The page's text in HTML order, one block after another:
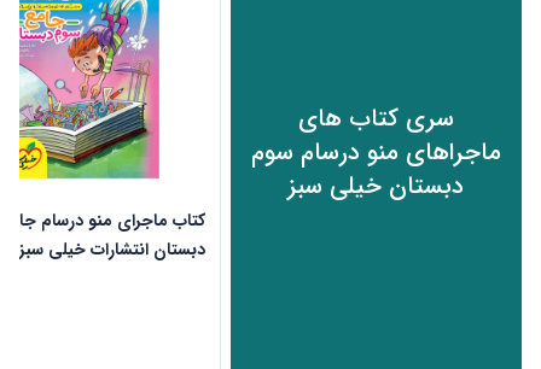
سری کتاب های
ماجراهای منو درسام سوم
دبستان خیلی سبز
کتاب ماجرای منو درسام
دبستان انتشارات خیلی سبز